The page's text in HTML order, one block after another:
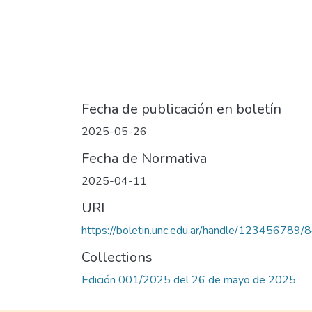
Fecha de publicación en boletín
2025-05-26
Fecha de Normativa
2025-04-11
URI
https://boletin.unc.edu.ar/handle/123456789/
Collections
Edición 001/2025 del 26 de mayo de 2025